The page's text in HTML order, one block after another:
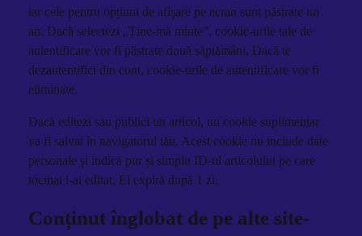
iar cele pentru opțiuni de afișare pe ecran sunt păstrate un
an. Dacă selectezi „Ține-mă minte”, cookie-urile tale de
autentificare vor fi păstrate două săptămâni. Dacă te
dezautentifici din cont, cookie-urile de autentificare vor fi
eliminate.
Dacă editezi sau publici un articol, un cookie suplimentar
va fi salvat în navigatorul tău. Acest cookie nu include date
personale și indică pur și simplu ID-ul articolului pe care
tocmai l-ai editat. El expiră după 1 zi.
Conținut înglobat de pe alte site-